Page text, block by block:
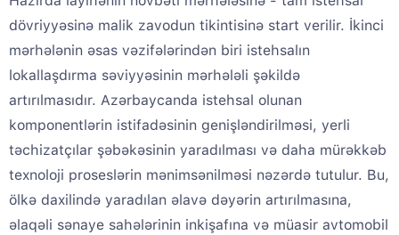
dövriyyəsinə malik zavodun tikintisinə start verilir. İkinci
mərhələnin əsas vəzifələrindən biri istehsalın
lokallaşdırma səviyyəsinin mərhələli şəkildə
artırılmasıdır. Azərbaycanda istehsal olunan
komponentlərin istifadəsinin genişləndirilməsi, yerli
təchizatçılar şəbəkəsinin yaradılması və daha mürəkkəb
texnoloji proseslərin mənimsənilməsi nəzərdə tutulur. Bu,
ölkə daxilində yaradılan əlavə dəyərin artırılmasına,
əlaqəli sənaye sahələrinin inkişafına və müasir avtomobil